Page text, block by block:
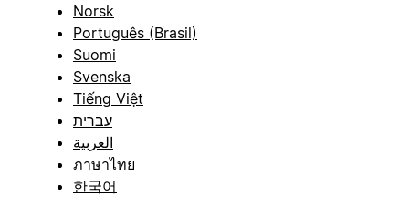
Norsk
Português (Brasil)
Suomi
Svenska
Tiếng Việt
עברית
العربية
ภาษาไทย
한국어